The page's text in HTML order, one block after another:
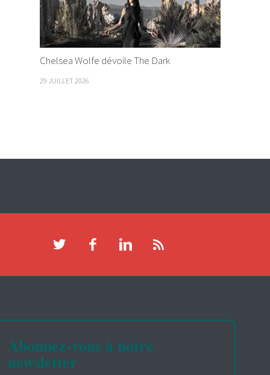
Chelsea Wolfe dévoile The Dark
29 JUILLET 2026
Abonnez-vous à notre
newsletter